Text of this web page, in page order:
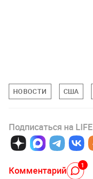
НОВОСТИ США
Подписаться на LIFE
Комментарий 1